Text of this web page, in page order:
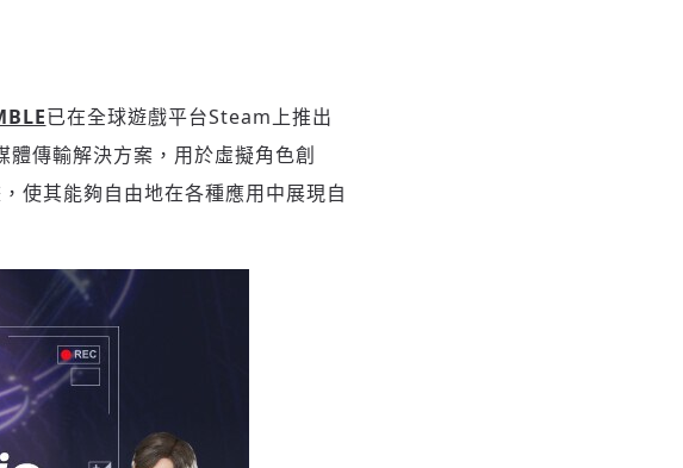
已在全球遊戲平台Steam上推出
傳輸解決方案，用於虛擬角色創
使其能夠自由地在各種應用中展現自